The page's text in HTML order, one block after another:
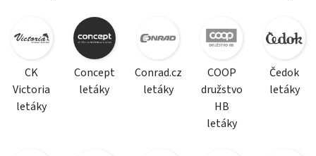
CK
Victoria
letáky
Concept
letáky
Conrad.cz
letáky
COOP
družstvo
HB
letáky
Čedok
letáky